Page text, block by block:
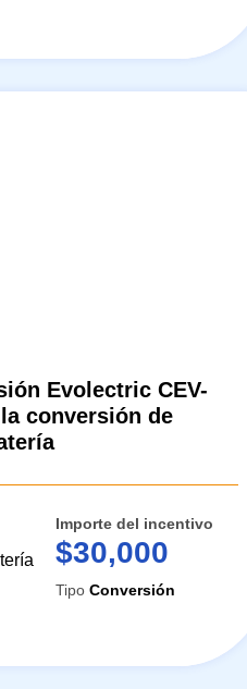
Evolectric CEV-
conversión de
Importe del incentivo
$30,000
Tipo Conversión